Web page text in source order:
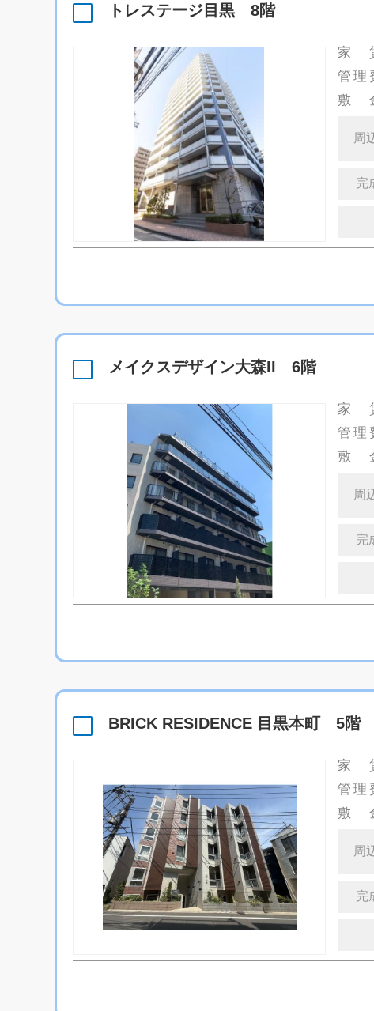
トレステージ目黒 8階
家
管理
敷
周
完
メイクスデザイン大森II 6階
家
管理
敷
周
完
BRICK RESIDENCE 目黒本町 5階
家
管理
敷
周
完